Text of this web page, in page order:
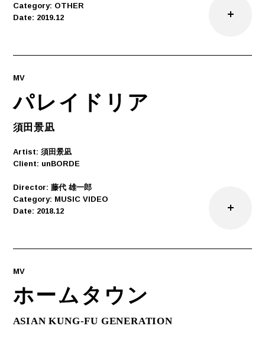
Category: OTHER
Date: 2019.12
MV
パレイドリア
須田景凪
Artist: 須田景凪
Client: unBORDE
Director: 藤代 雄一郎
Category: MUSIC VIDEO
Date: 2018.12
MV
ホームタウン
ASIAN KUNG-FU GENERATION